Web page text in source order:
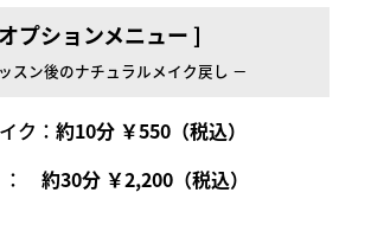
プションメニュー ]
スン後のナチュラルメイク戻し －
ク：約10分 ￥550（税込）
：約30分 ￥2,200（税込）